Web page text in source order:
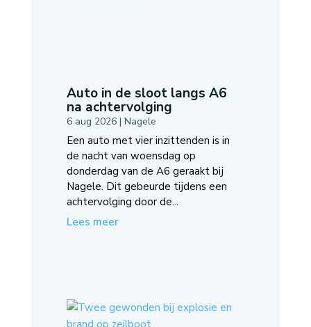
Auto in de sloot langs A6
na achtervolging
6 aug 2026| Nagele
Een auto met vier inzittenden is in
de nacht van woensdag op
donderdag van de A6 geraakt bij
Nagele. Dit gebeurde tijdens een
achtervolging door de...
Lees meer